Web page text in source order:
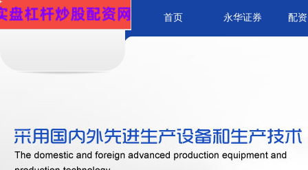
首页 永华证券 配